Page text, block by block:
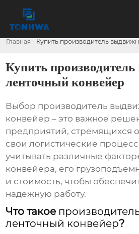
Главная - Купить производитель
Купить
ленточный конвейер
Выбор производитель
конвейер – это важное
предприятий, стремящихся
свои логистические
учитывать различные
конвейера, его
и стоимость, чтобы
надежную работу.
Что такое
ленточный конвейер?